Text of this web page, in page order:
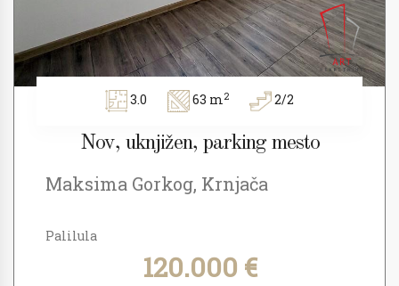
3.0 63 m2 2/2
Nov, uknjižen, parking mesto
Maksima Gorkog, Krnjača
Palilula
120.000 €